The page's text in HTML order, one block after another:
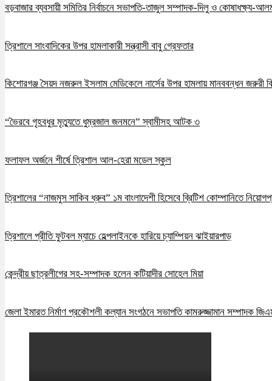
বড়বাজার ব্যবসায়ী সমিতির নির্বাচনে সভাপতি-তাজুল সম্পাদক-দিলু ও কোষাধক্ষ্য-
ত্রিশালে সাংবাদিকের উপর হামলাকারী সন্ত্রাসী বাবু গ্রেফতার
কিশোরগঞ্জ সৈয়দ নজরুল ইসলাম মেডিকেলে নার্সের উপর হামলায় মানববন্ধন জরুরী
“ভৈরবে গৃহবধুর মৃত্যুতে ধুম্রজাল জনমনে” স্বামীসহ আটক ৩
ফলাফল অর্জনে শীর্ষে ত্রিশাল আল-হেরা মডেল স্কুল
ত্রিশালের “নাজমুস সাকিব ধ্রুব” ১ম বাংলাদেশী হিসেবে ব্রিটিশ কোম্পানিতে
ত্রিশালে প্রীতি ফুটবল ম্যাচে হেল্পলাইনকে হারিয়ে চ্যাম্পিয়ন ঝাইয়ারপাড়
কেন্দ্রীয় ছাত্রলীগের সহ-সম্পাদক হলেন কটিয়াদীর সোহেল মিয়া
জেলা ইমারত নির্মাণ প্রকৌশলী কল্যান সংগঠনে সভাপতি কামরুজ্জামান সম্পাদক